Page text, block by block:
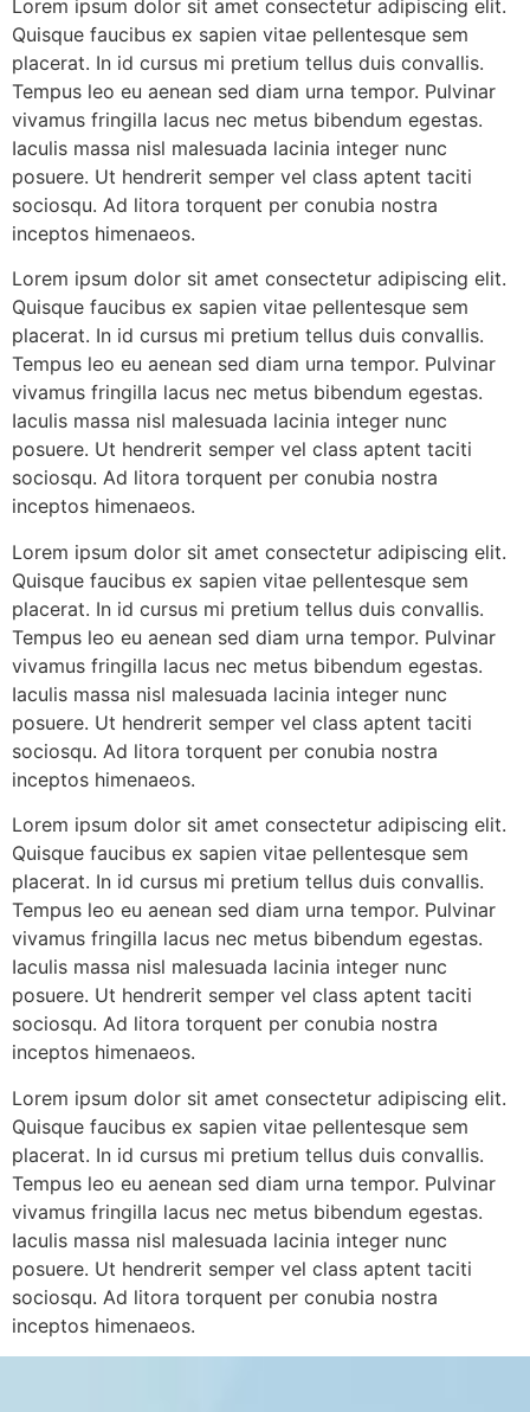
Lorem ipsum dolor sit amet consectetur adipiscing elit.
Quisque faucibus ex sapien vitae pellentesque sem
placerat. In id cursus mi pretium tellus duis convallis.
Tempus leo eu aenean sed diam urna tempor. Pulvinar
vivamus fringilla lacus nec metus bibendum egestas.
Iaculis massa nisl malesuada lacinia integer nunc
posuere. Ut hendrerit semper vel class aptent taciti
sociosqu. Ad litora torquent per conubia nostra
inceptos himenaeos.
Lorem ipsum dolor sit amet consectetur adipiscing elit.
Quisque faucibus ex sapien vitae pellentesque sem
placerat. In id cursus mi pretium tellus duis convallis.
Tempus leo eu aenean sed diam urna tempor. Pulvinar
vivamus fringilla lacus nec metus bibendum egestas.
Iaculis massa nisl malesuada lacinia integer nunc
posuere. Ut hendrerit semper vel class aptent taciti
sociosqu. Ad litora torquent per conubia nostra
inceptos himenaeos.
Lorem ipsum dolor sit amet consectetur adipiscing elit.
Quisque faucibus ex sapien vitae pellentesque sem
placerat. In id cursus mi pretium tellus duis convallis.
Tempus leo eu aenean sed diam urna tempor. Pulvinar
vivamus fringilla lacus nec metus bibendum egestas.
Iaculis massa nisl malesuada lacinia integer nunc
posuere. Ut hendrerit semper vel class aptent taciti
sociosqu. Ad litora torquent per conubia nostra
inceptos himenaeos.
Lorem ipsum dolor sit amet consectetur adipiscing elit.
Quisque faucibus ex sapien vitae pellentesque sem
placerat. In id cursus mi pretium tellus duis convallis.
Tempus leo eu aenean sed diam urna tempor. Pulvinar
vivamus fringilla lacus nec metus bibendum egestas.
Iaculis massa nisl malesuada lacinia integer nunc
posuere. Ut hendrerit semper vel class aptent taciti
sociosqu. Ad litora torquent per conubia nostra
inceptos himenaeos.
Lorem ipsum dolor sit amet consectetur adipiscing elit.
Quisque faucibus ex sapien vitae pellentesque sem
placerat. In id cursus mi pretium tellus duis convallis.
Tempus leo eu aenean sed diam urna tempor. Pulvinar
vivamus fringilla lacus nec metus bibendum egestas.
Iaculis massa nisl malesuada lacinia integer nunc
posuere. Ut hendrerit semper vel class aptent taciti
sociosqu. Ad litora torquent per conubia nostra
inceptos himenaeos.